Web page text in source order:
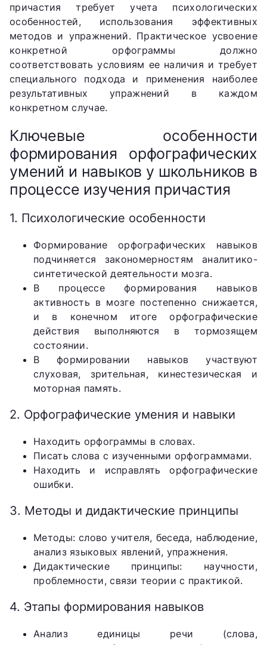
причастия требует учета психологических
особенностей, использования эффективных
методов и упражнений. Практическое усвоение
конкретной орфограммы должно
соответствовать условиям ее наличия и требует
специального подхода и применения наиболее
результативных упражнений в каждом
конкретном случае.
Ключевые особенности
формирования орфографических
умений и навыков у школьников в
процессе изучения причастия
1. Психологические особенности
Формирование орфографических навыков
подчиняется закономерностям аналитико-
синтетической деятельности мозга.
В процессе формирования навыков
активность в мозге постепенно снижается,
и в конечном итоге орфографические
действия выполняются в тормозящем
состоянии.
В формировании навыков участвуют
слуховая, зрительная, кинестезическая и
моторная память.
2. Орфографические умения и навыки
Находить орфограммы в словах.
Писать слова с изученными орфограммами.
Находить и исправлять орфографические
ошибки.
3. Методы и дидактические принципы
Методы: слово учителя, беседа, наблюдение,
анализ языковых явлений, упражнения.
Дидактические принципы: научности,
проблемности, связи теории с практикой.
4. Этапы формирования навыков
Анализ единицы речи (слова,